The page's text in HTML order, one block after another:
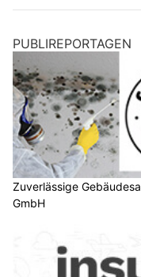
PUBLIREPORTAGEN
Zuverlässige
GmbH